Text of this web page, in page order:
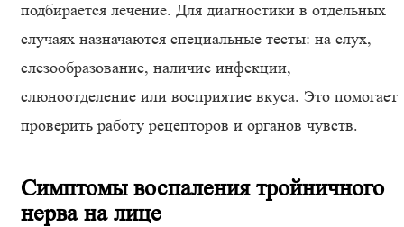
подбирается лечение. Для диагностики в отдельных
случаях назначаются специальные тесты: на слух,
слезообразование, наличие инфекции,
слюноотделение или восприятие вкуса. Это помогает
проверить работу рецепторов и органов чувств.
Симптомы воспаления тройничного
нерва на лице